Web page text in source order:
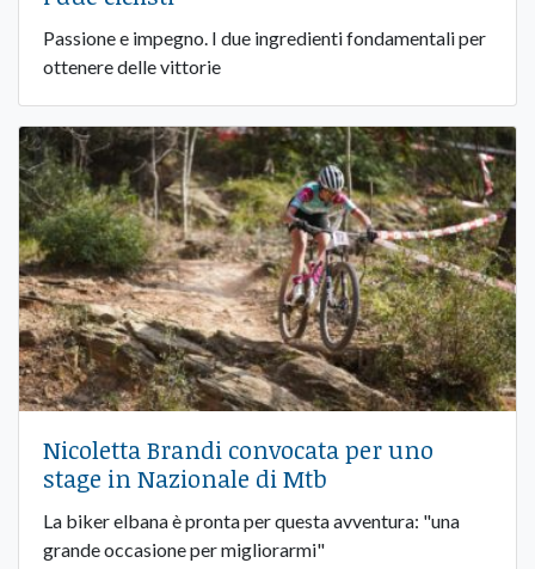
Passione e impegno. I due ingredienti fondamentali per
ottenere delle vittorie
Nicoletta Brandi convocata per uno
stage in Nazionale di Mtb
La biker elbana è pronta per questa avventura: "una
grande occasione per migliorarmi"